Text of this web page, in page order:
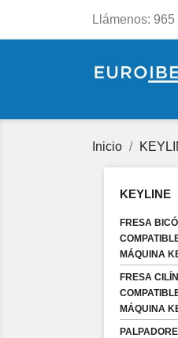
Llámenos: 965
Inicio
KEYLINE
FRESA
MÁQUINA
FRESA
MÁQUINA